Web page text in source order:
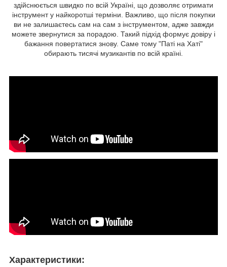
здійснюється швидко по всій Україні, що дозволяє отримати
інструмент у найкоротші терміни. Важливо, що після покупки
ви не залишаєтесь сам на сам з інструментом, адже завжди
можете звернутися за порадою. Такий підхід формує довіру і
бажання повертатися знову. Саме тому "Паті на Хаті"
обирають тисячі музикантів по всій країні.
Характеристики: